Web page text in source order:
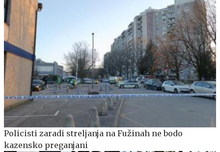
Policisti zaradi streljanja na Fužinah ne bodo
kazensko preganjani